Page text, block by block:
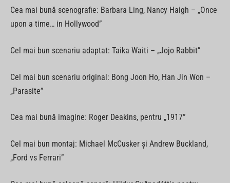
Cea mai bună scenografie: Barbara Ling, Nancy Haigh – „Once
upon a time… in Hollywood”
Cel mai bun scenariu adaptat: Taika Waiti – „Jojo Rabbit”
Cel mai bun scenariu original: Bong Joon Ho, Han Jin Won –
„Parasite”
Cea mai bună imagine: Roger Deakins, pentru „1917”
Cel mai bun montaj: Michael McCusker şi Andrew Buckland,
„Ford vs Ferrari”